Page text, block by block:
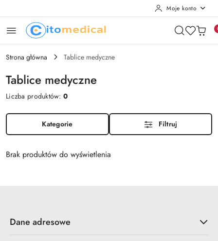
Moje konto
Strona główna Tablice medyczne
Tablice medyczne
Liczba produktów:0
Kategorie Filtruj
Brak produktów do wyświetlenia
Dane adresowe